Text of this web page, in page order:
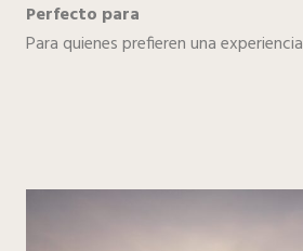
Perfecto para
Para quienes prefieren una